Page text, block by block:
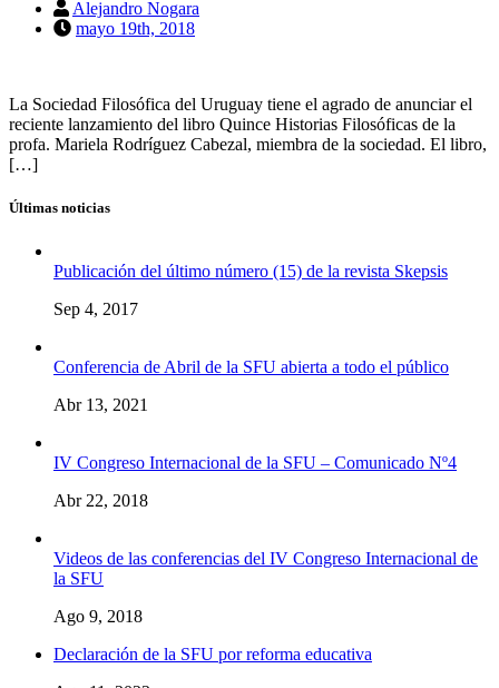
Alejandro Nogara
mayo 19th, 2018
La Sociedad Filosófica del Uruguay tiene el agrado de anunciar el
reciente lanzamiento del libro Quince Historias Filosóficas de la
profa. Mariela Rodríguez Cabezal, miembra de la sociedad. El libro,
[…]
Últimas noticias
Publicación del último número (15) de la revista Skepsis
Sep 4, 2017
Conferencia de Abril de la SFU abierta a todo el público
Abr 13, 2021
IV Congreso Internacional de la SFU – Comunicado Nº4
Abr 22, 2018
Videos de las conferencias del IV Congreso Internacional de
la SFU
Ago 9, 2018
Declaración de la SFU por reforma educativa